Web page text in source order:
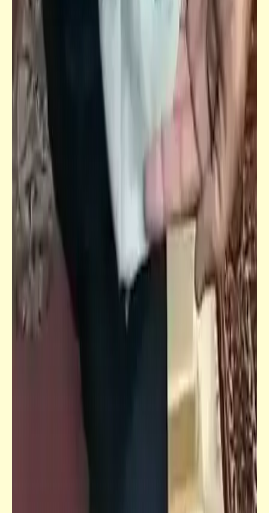
مغامرات توم وجيري كمان وكمان
كاريكاتير
إضحك مع خمسة كوميكس (39)
كاريكاتير
إضحك مع خمسة كوميكس (37)